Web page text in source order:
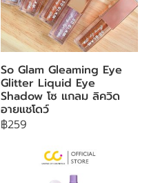
So Glam Gleaming Eye
Glitter Liquid Eye
Shadow โซ แกลม ลิควิด
อายแชโดว์
฿259